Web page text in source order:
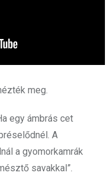
meg.
egy ámbrás cet
A
a gyomorkamrák
savakkal”.